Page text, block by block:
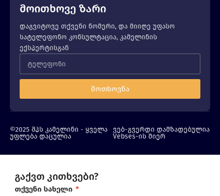
მოითხოვე ზარი
დაგვიტოვე თქვენი ნომერი, და მიიღე უფასო
სატელეფონო კონსულტაცია, კამელინის
ექსპერტისგან
მოთხოვნა
©2025 შპს კამელინი - ყველა
უფლება დაცულია
ვებ-გვერდი დამზადებულია
Vebses-ის მიერ
გაქვთ კითხვები?
თქვენი სახელი *